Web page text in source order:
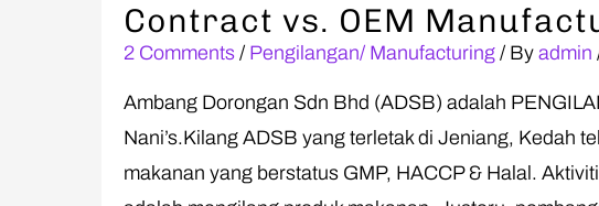
Contract vs. OEM
2 Comments / Pengilangan/ Manufacturing / By admin
Ambang Dorongan Sdn Bhd (ADSB) adalah
Nani’s.Kilang ADSB yang terletak di Jeniang, Kedah
makanan yang berstatus GMP, HACCP & Halal.